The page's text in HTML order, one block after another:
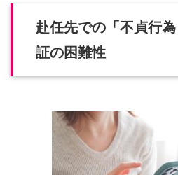
赴任先での「不貞行
証の困難性